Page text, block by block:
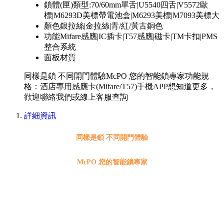
鎖體(匣)類型:70/60mm單舌|U5540四舌|V5572歐
標|M6293D美標帶電池盒|M6293美標|M7093美標大
顏色銀拉絲|金拉絲|青/紅/黃古銅色
功能Mifare感應|IC插卡|T57感應|磁卡|TM卡扣|PMS
整合系統
面板材質
同樣是鎖 不同開門體驗McPO 您的智能鎖專家功能規
格：酒店專用感應卡(Mifare/T57)手機APP想知道更多，
歡迎聯絡我們或線上客服查詢
詳細資訊
同樣是鎖 不同開門體驗
McPO 您的智能鎖專家